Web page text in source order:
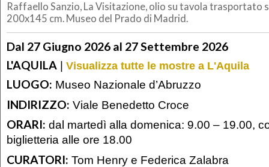
Raffaello Sanzio, La Visitazione, olio su tavola trasportato
200x145 cm. Museo del Prado di Madrid.
Dal 27 Giugno 2026 al 27 Settembre 2026
L'AQUILA | Visualizza tutte le mostre a L'Aquila
LUOGO: Museo Nazionale d’Abruzzo
INDIRIZZO: Viale Benedetto Croce
ORARI: dal martedì alla domenica: 9.00 – 19.00,
biglietteria alle ore 18.00
CURATORI: Tom Henry e Federica Zalabra